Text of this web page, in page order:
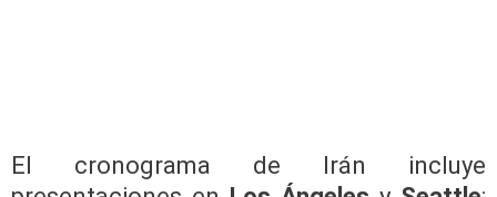
El cronograma de Irán incluye